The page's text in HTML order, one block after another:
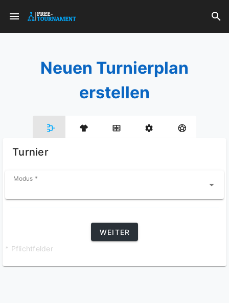
Neuen Turnierplan
erstellen
Turnier
Modus *
WEITER
* Pflichtfelder